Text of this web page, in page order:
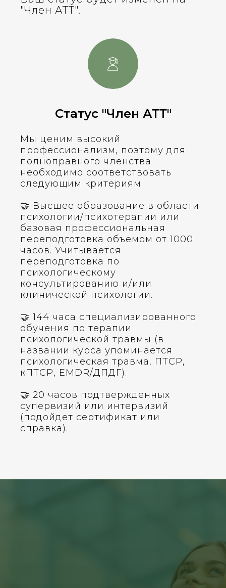
"Член АТТ".
Статус "Член АТТ"
Мы ценим высокий
профессионализм, поэтому для
полноправного членства
необходимо соответствовать
следующим критериям:
🤝 Высшее образование в области
психологии/психотерапии или
базовая профессиональная
переподготовка объемом от 1000
часов. Учитывается
переподготовка по
психологическому
консультированию и/или
клинической психологии.
🤝 144 часа специализированного
обучения по терапии
психологической травмы (в
названии курса упоминается
психологическая травма, ПТСР,
кПТСР, EMDR/ДПДГ).
🤝 20 часов подтвержденных
супервизий или интервизий
(подойдет сертификат или
справка).